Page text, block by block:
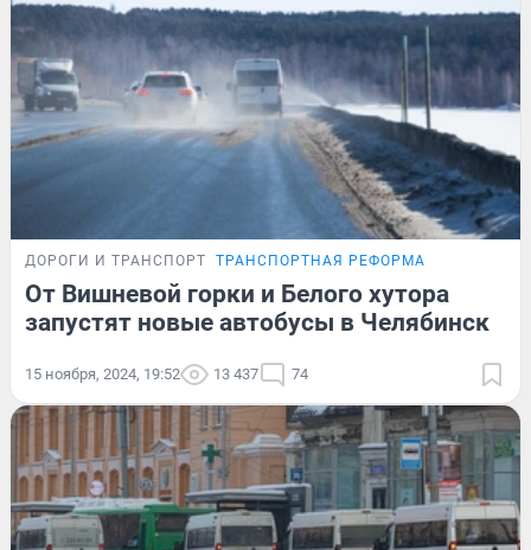
ДОРОГИ И ТРАНСПОРТ ТРАНСПОРТНАЯ РЕФОРМА
От Вишневой горки и Белого хутора
запустят новые автобусы в Челябинск
15 ноября, 2024, 19:52 13 437 74